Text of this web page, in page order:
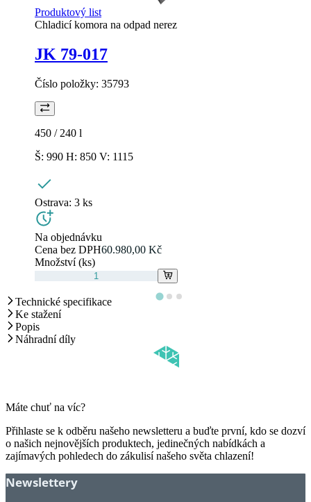
Produktový list
Chladicí komora na odpad nerez
JK 79-017
Číslo položky: 35793
450 / 240 l
Š: 990 H: 850 V: 1115
Ostrava: 3 ks
Na objednávku
Cena bez DPH60.980,00 Kč
Množství (ks)
Technické specifikace
Ke stažení
Popis
Náhradní díly
Máte chuť na víc?
Přihlaste se k odběru našeho newsletteru a buďte první, kdo se dozví
o našich nejnovějších produktech, jedinečných nabídkách a
zajímavých pohledech do zákulisí našeho světa chlazení!
Newslettery